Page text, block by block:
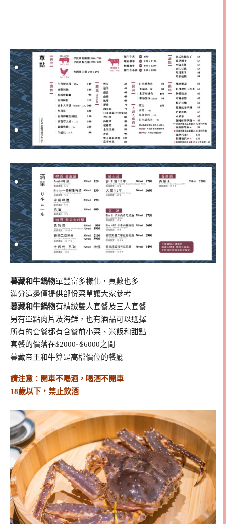
暮藏和牛鍋物單豐富多樣化，頁數也多
滿分這邊僅提供部份菜單讓大家參考
暮藏和牛鍋物有精緻雙人套餐及三人套餐
另有單點肉片及海鮮，也有酒品可以選擇
所有的套餐都有含餐前小菜、米飯和甜點
套餐的價落在$2000~$6000之間
暮藏帝王和牛算是高檔價位的餐廳
請注意：開車不喝酒，喝酒不開車
18歲以下，禁止飲酒